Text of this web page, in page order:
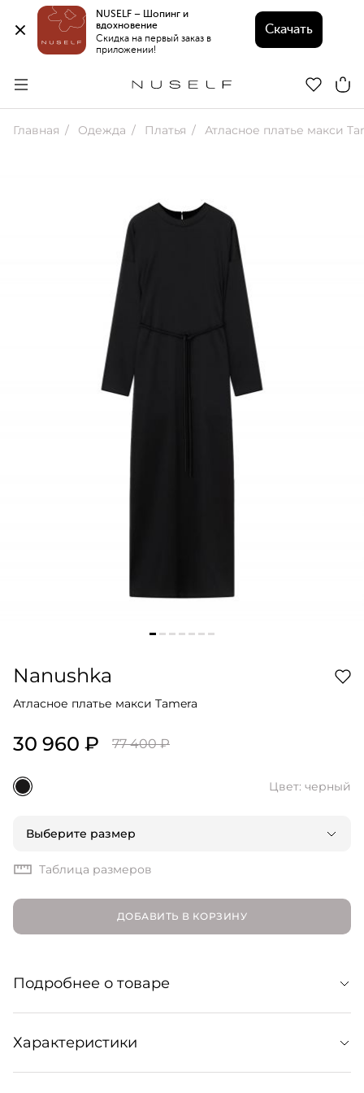
NUSELF – Шопинг и
вдохновение
Скидка на первый заказ в
приложении!
Скачать
Главная Одежда Платья Атласное платье макси
Nanushka
Атласное платье макси Tamera
30 960 ₽ 77 400 ₽
Цвет: черный
Выберите размер
Таблица размеров
ДОБАВИТЬ В КОРЗИНУ
Подробнее о товаре
Длинное платье из струящейся атласной ткани.
Сдержанный крой позволяет экспериментировать с
украшениями и аксессуарами, которые расставят
Характеристики